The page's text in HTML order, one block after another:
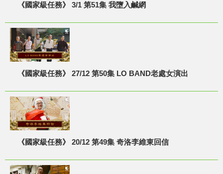
《國家級任務》 3/1 第51集 我墮入鹹網
《國家級任務》 27/12 第50集 LO BAND老處女演出
《國家級任務》 20/12 第49集 奇洛李維東回信